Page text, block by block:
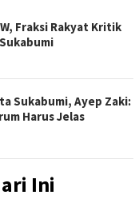
Fraksi Rakyat Kritik
Sukabumi, Ayep Zaki:
Harus Jelas
Ini